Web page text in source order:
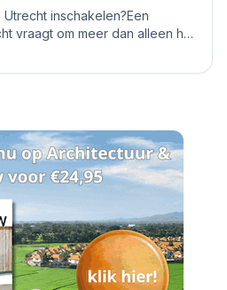
inschakelen?Een
vraagt om meer dan alleen het